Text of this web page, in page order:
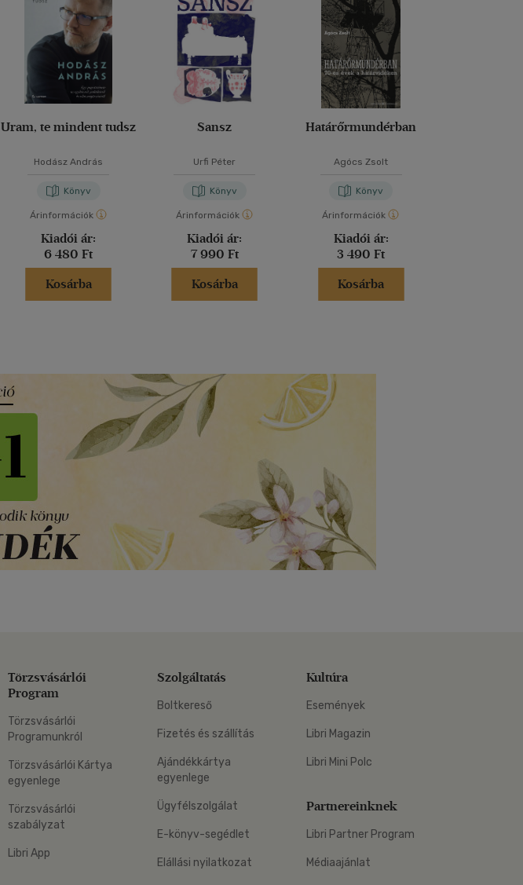
Uram, te mindent tudsz
Hodász András
Könyv
Árinformációk
Kiadói ár:
6 480 Ft
Kosárba
Sansz
Urfi Péter
Könyv
Árinformációk
Kiadói ár:
7 990 Ft
Kosárba
Határőrmundérban
Agócs Zsolt
Könyv
Árinformációk
Kiadói ár:
3 490 Ft
Kosárba
Törzsvásárlói
Program
Törzsvásárlói
Programunkról
Törzsvásárlói Kártya
egyenlege
Törzsvásárlói
szabályzat
Libri App
Szolgáltatás
Boltkereső
Fizetés és szállítás
Ajándékkártya
egyenlege
Ügyfélszolgálat
E-könyv-segédlet
Elállási nyilatkozat
Kultúra
Események
Libri Magazin
Libri Mini Polc
Partnereinknek
Libri Partner Program
Médiaajánlat